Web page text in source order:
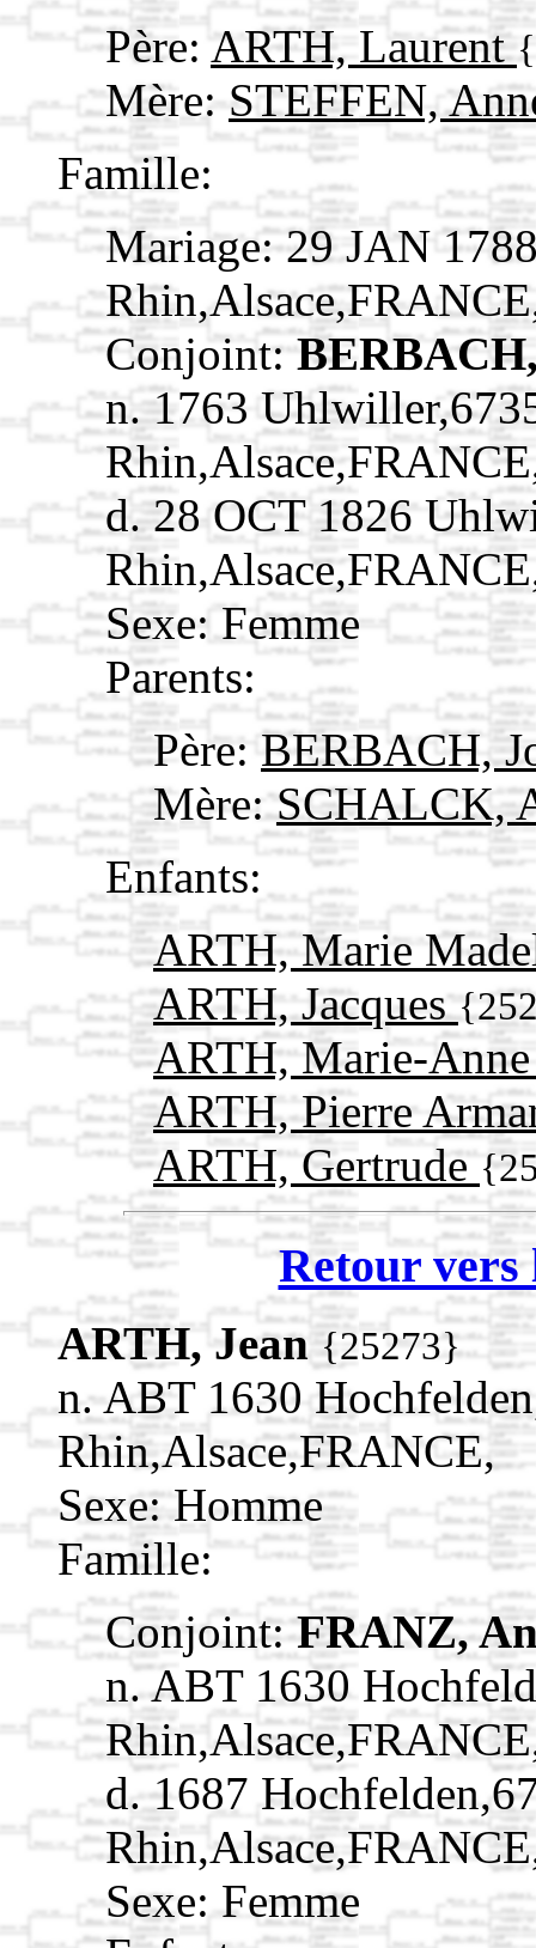
Père: ARTH, Laurent
Mère: STEFFEN,
Famille:
Mariage: 29 JAN
Conjoint:
n. 1763
d. 28 OCT 1826
Sexe: Femme
Parents:
Père: BERBACH,
Mère:SCHALCK,
Enfants:
ARTH, Marie
ARTH, Jacques
ARTH, Marie-
ARTH, Pierre
ARTH, Gertrude
Retour vers
ARTH, Jean {25273}
n. ABT 1630
Rhin,Alsace,FRANCE,
Sexe: Homme
Famille:
Conjoint: FRANZ,
n. ABT 1630
d. 1687
Sexe: Femme